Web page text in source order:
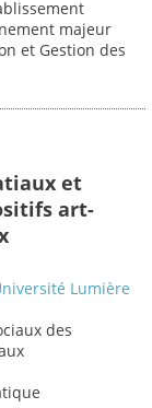
majeur
et Gestion des
et
art-
Lumière
des